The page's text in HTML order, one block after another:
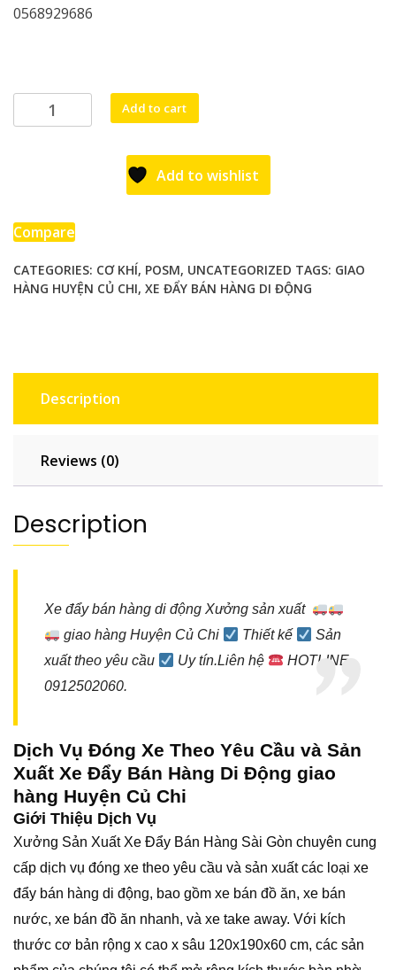
0568929686
đẩy
giao
Chi
quantity
Add to cart
Add to wishlist
Compare
CATEGORIES: CƠ KHÍ, POSM, UNCATEGORIZED TAGS: GIAO
HÀNG HUYỆN CỦ CHI, XE ĐẨY BÁN HÀNG DI ĐỘNG
Description
Reviews (0)
Description
Xe đẩy bán hàng di động Xưởng sản xuất
giao hàng Huyện Củ Chi
Thiết kế
Sản
xuất theo yêu cầu
Uy tín.Liên hệ
HOTLINE
0912502060.
Dịch Vụ Đóng Xe Theo Yêu Cầu và Sản
Xuất Xe Đẩy Bán Hàng Di Động giao
hàng Huyện Củ Chi
Giới Thiệu Dịch Vụ
Xưởng Sản Xuất Xe Đẩy Bán Hàng Sài Gòn chuyên cung
cấp dịch vụ đóng xe theo yêu cầu và sản xuất các loại xe
đẩy bán hàng di động, bao gồm xe bán đồ ăn, xe bán
nước, xe bán đồ ăn nhanh, và xe take away. Với kích
thước cơ bản rộng x cao x sâu 120x190x60 cm, các sản